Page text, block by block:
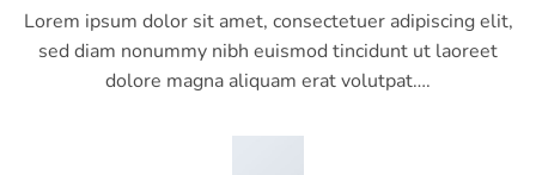
Lorem ipsum dolor sit amet, consectetuer adipiscing elit,
sed diam nonummy nibh euismod tincidunt ut laoreet
dolore magna aliquam erat volutpat….